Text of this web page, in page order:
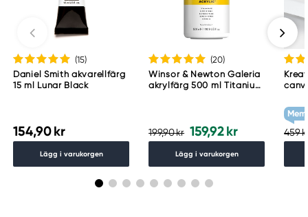
(15)
Daniel Smith akvarellfärg
15 ml Lunar Black
154,90 kr
Lägg i varukorgen
(20)
Winsor & Newton Galeria
akrylfärg 500 ml Titanium
199,90 kr 159,92 kr
Lägg i varukorgen
g/m²
459